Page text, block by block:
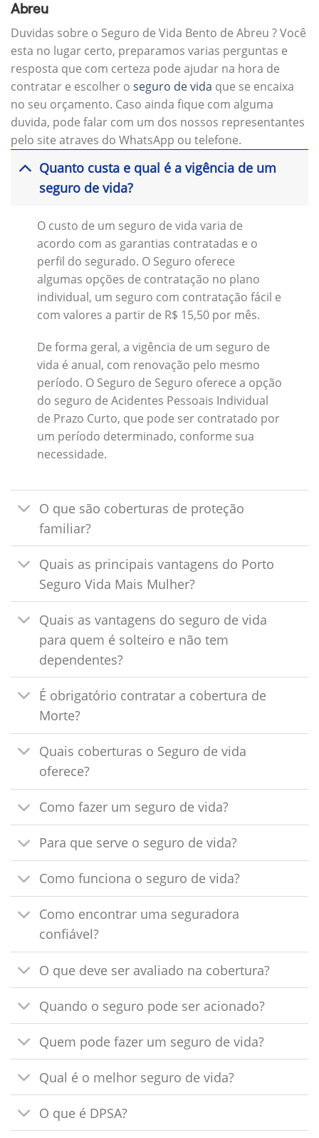
Abreu
Duvidas sobre o Seguro de Vida Bento de Abreu ? Você
esta no lugar certo, preparamos varias perguntas e
resposta que com certeza pode ajudar na hora de
contratar e escolher o seguro de vida que se encaixa
no seu orçamento. Caso ainda fique com alguma
duvida, pode falar com um dos nossos representantes
pelo site atraves do WhatsApp ou telefone.
Quanto custa e qual é a vigência de um
seguro de vida?
O custo de um seguro de vida varia de
acordo com as garantias contratadas e o
perfil do segurado. O Seguro oferece
algumas opções de contratação no plano
individual, um seguro com contratação fácil e
com valores a partir de R$ 15,50 por mês.
De forma geral, a vigência de um seguro de
vida é anual, com renovação pelo mesmo
período. O Seguro de Seguro oferece a opção
do seguro de Acidentes Pessoais Individual
de Prazo Curto, que pode ser contratado por
um período determinado, conforme sua
necessidade.
O que são coberturas de proteção
familiar?
Quais as principais vantagens do Porto
Seguro Vida Mais Mulher?
Quais as vantagens do seguro de vida
para quem é solteiro e não tem
dependentes?
É obrigatório contratar a cobertura de
Morte?
Quais coberturas o Seguro de vida
oferece?
Como fazer um seguro de vida?
Para que serve o seguro de vida?
Como funciona o seguro de vida?
Como encontrar uma seguradora
confiável?
O que deve ser avaliado na cobertura?
Quando o seguro pode ser acionado?
Quem pode fazer um seguro de vida?
Qual é o melhor seguro de vida?
O que é DPSA?